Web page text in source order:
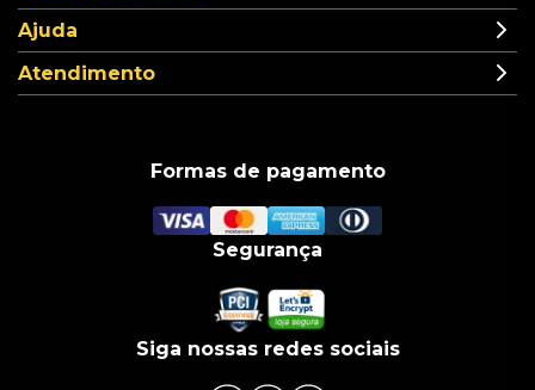
Ajuda
Atendimento
Formas de pagamento
Segurança
Siga nossas redes sociais